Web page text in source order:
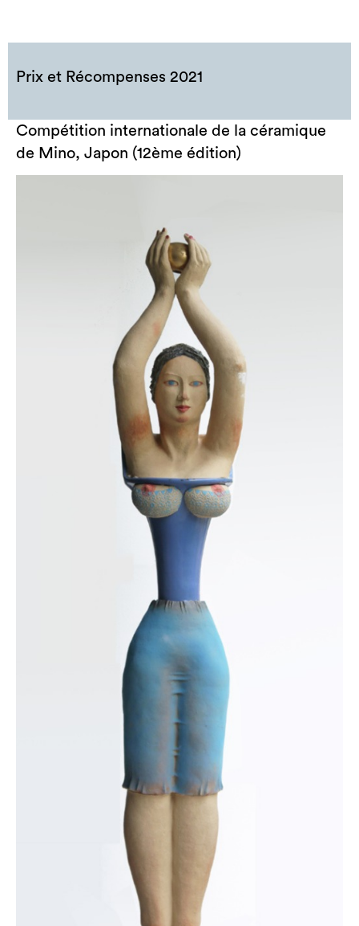
Prix et Récompenses 2021
Compétition internationale de la céramique
de Mino, Japon (12ème édition)